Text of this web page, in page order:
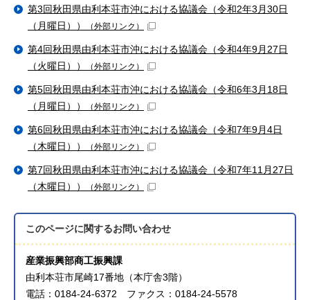
第3回秋田県由利本荘市沖における協議会（令和2年3月30日
（月曜日））
（外部リンク）
第4回秋田県由利本荘市沖における協議会（令和4年9月27日
（火曜日））
（外部リンク）
第5回秋田県由利本荘市沖における協議会（令和6年3月18日
（月曜日））
（外部リンク）
第6回秋田県由利本荘市沖における協議会（令和7年9月4日
（木曜日））
（外部リンク）
第7回秋田県由利本荘市沖における協議会（令和7年11月27日
（木曜日））
（外部リンク）
このページに関するお問い合わせ
産業振興部商工振興課
由利本荘市尾崎17番地（本庁舎3階）
電話：0184-24-6372 ファクス：0184-24-5578